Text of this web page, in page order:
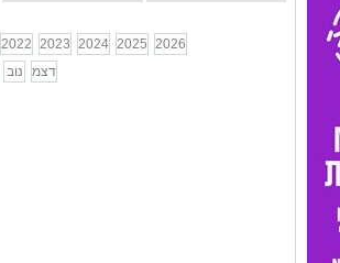
2022 2023 2024 2025 2026
נוב דצמ